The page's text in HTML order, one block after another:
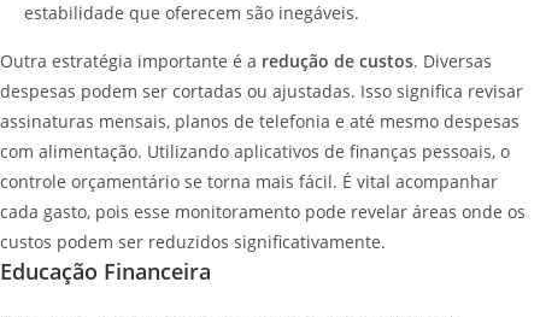
estabilidade que oferecem são inegáveis.
Outra estratégia importante é a redução de custos. Diversas
despesas podem ser cortadas ou ajustadas. Isso significa revisar
assinaturas mensais, planos de telefonia e até mesmo despesas
com alimentação. Utilizando aplicativos de finanças pessoais, o
controle orçamentário se torna mais fácil. É vital acompanhar
cada gasto, pois esse monitoramento pode revelar áreas onde os
custos podem ser reduzidos significativamente.
Educação Financeira